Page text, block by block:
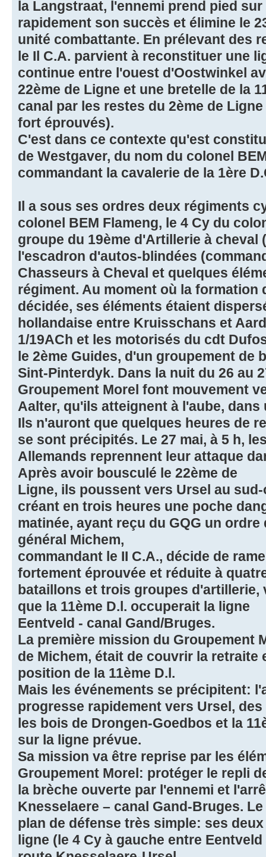
la Langstraat, l'ennemi prend pied
rapidement son succès et élimine le
unité combattante. En prélevant des
le Il C.A. parvient à reconstituer une
continue entre l'ouest d'Oostwinkel
22ème de Ligne et une bretelle de la
canal par les restes du 2ème de
fort éprouvés).
C'est dans ce contexte qu'est
de Westgaver, du nom du colonel
commandant la cavalerie de la 1ère
Il a sous ses ordres deux régiments
colonel BEM Flameng, le 4 Cy du
groupe du 19ème d'Artillerie à cheval
l'escadron d'autos-blindées
Chasseurs à Cheval et quelques
régiment. Au moment où la formation
décidée, ses éléments étaient
hollandaise entre Kruisschans et
1/19ACh et les motorisés du cdt
le 2ème Guides, d'un groupement de
Sint-Pinterdyk. Dans la nuit du 26 au
Groupement Morel font mouvement
Aalter, qu'ils atteignent à l'aube,
Ils n'auront que quelques heures de
se sont précipités. Le 27 mai, à 5 h,
Allemands reprennent leur attaque
Après avoir bousculé le 22ème de
Ligne, ils poussent vers Ursel au
créant en trois heures une poche
matinée, ayant reçu du GQG un
général Michem,
commandant le II C.A., décide de
fortement éprouvée et réduite à
bataillons et trois groupes d'artillerie,
que la 11ème D.l. occuperait la ligne
Eentveld - canal Gand/Bruges.
La première mission du Groupement
de Michem, était de couvrir la retraite
position de la 11ème D.l.
Mais les événements se précipitent:
progresse rapidement vers Ursel,
les bois de Drongen-Goedbos et la
sur la ligne prévue.
Sa mission va être reprise par les
Groupement Morel: protéger le repli
la brèche ouverte par l'ennemi et
Knesselaere – canal Gand-Bruges.
plan de défense très simple: ses
ligne (le 4 Cy à gauche entre